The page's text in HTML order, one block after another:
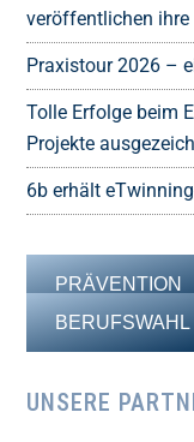
veröffentlichen ihre
Praxistour 2026 –
Tolle Erfolge beim
Projekte
6b erhält
PRÄVENTION
BERUFSWAHL
UNSERE